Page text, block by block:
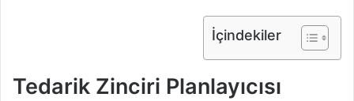
İçindekiler
Tedarik Zinciri Planlayıcısı